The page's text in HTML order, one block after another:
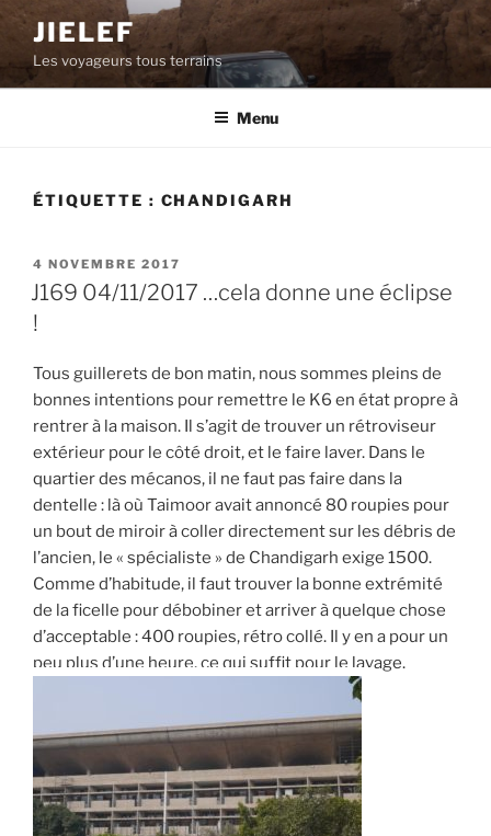
Aller
contenu
principal
JIELEF
Les voyageurs tous terrains
Menu
ÉTIQUETTE : CHANDIGARH
PUBLIÉ
LE
4 NOVEMBRE 2017
J169 04/11/2017 …cela donne une éclipse
!
Tous guillerets de bon matin, nous sommes pleins de
bonnes intentions pour remettre le K6 en état propre à
rentrer à la maison. Il s’agit de trouver un rétroviseur
extérieur pour le côté droit, et le faire laver. Dans le
quartier des mécanos, il ne faut pas faire dans la
dentelle : là où Taimoor avait annoncé 80 roupies pour
un bout de miroir à coller directement sur les débris de
l’ancien, le « spécialiste » de Chandigarh exige 1500.
Comme d’habitude, il faut trouver la bonne extrémité
de la ficelle pour débobiner et arriver à quelque chose
d’acceptable : 400 roupies, rétro collé. Il y en a pour un
peu plus d’une heure, ce qui suffit pour le lavage.